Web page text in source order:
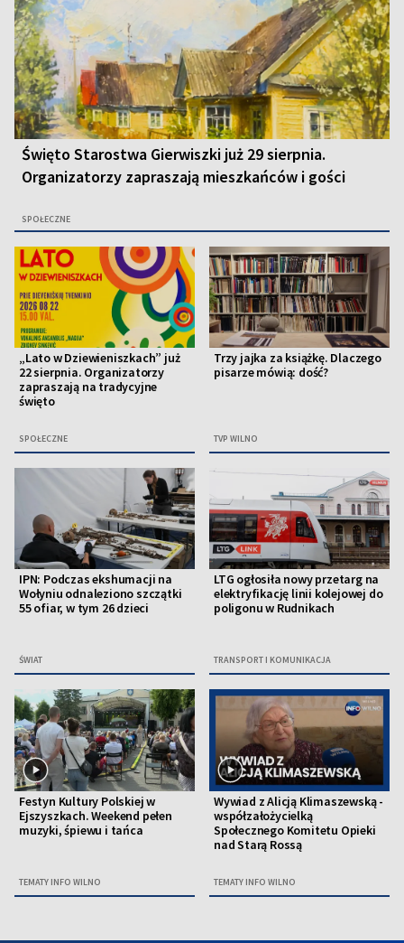
Święto Starostwa Gierwiszki już 29 sierpnia.
Organizatorzy zapraszają mieszkańców i gości
SPOŁECZNE
„Lato w Dziewieniszkach” już
22 sierpnia. Organizatorzy
zapraszają na tradycyjne
święto
SPOŁECZNE
Trzy jajka za książkę. Dlaczego
pisarze mówią: dość?
TVP WILNO
IPN: Podczas ekshumacji na
Wołyniu odnaleziono szczątki
55 ofiar, w tym 26 dzieci
ŚWIAT
LTG ogłosiła nowy przetarg na
elektryfikację linii kolejowej do
poligonu w Rudnikach
TRANSPORT I KOMUNIKACJA
Festyn Kultury Polskiej w
Ejszyszkach. Weekend pełen
muzyki, śpiewu i tańca
TEMATY INFO WILNO
Wywiad z Alicją Klimaszewską -
współzałożycielką
Społecznego Komitetu Opieki
nad Starą Rossą
TEMATY INFO WILNO